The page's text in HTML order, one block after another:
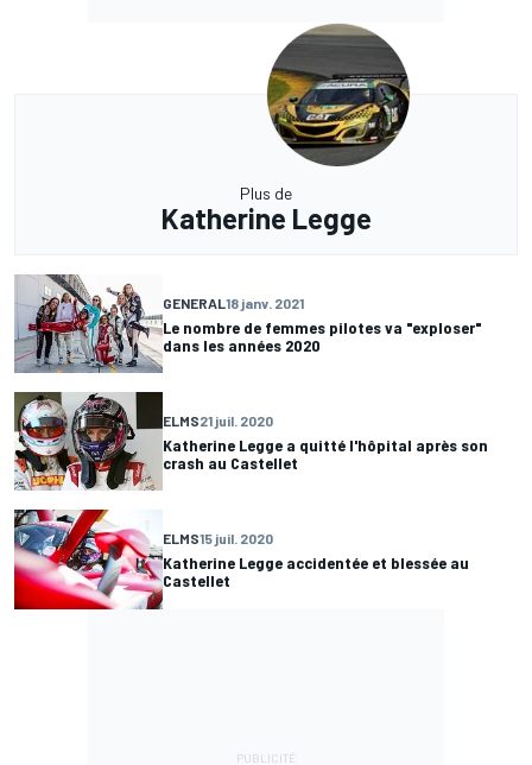
Plus de
Katherine Legge
GENERAL 18 janv. 2021
Le nombre de femmes pilotes va "exploser"
dans les années 2020
ELMS21 juil. 2020
Katherine Legge a quitté l'hôpital après son
crash au Castellet
ELMS15 juil. 2020
Katherine Legge accidentée et blessée au
Castellet